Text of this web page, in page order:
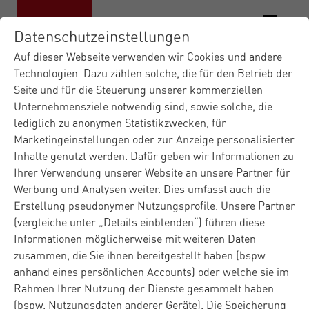
Datenschutzeinstellungen
Auf dieser Webseite verwenden wir Cookies und andere
Technologien. Dazu zählen solche, die für den Betrieb der
Seite und für die Steuerung unserer kommerziellen
Unternehmensziele notwendig sind, sowie solche, die
lediglich zu anonymen Statistikzwecken, für
Marketingeinstellungen oder zur Anzeige personalisierter
Inhalte genutzt werden. Dafür geben wir Informationen zu
Ihrer Verwendung unserer Website an unsere Partner für
Werbung und Analysen weiter. Dies umfasst auch die
Erstellung pseudonymer Nutzungsprofile. Unsere Partner
(vergleiche unter „Details einblenden“) führen diese
Informationen möglicherweise mit weiteren Daten
zusammen, die Sie ihnen bereitgestellt haben (bspw.
anhand eines persönlichen Accounts) oder welche sie im
Rahmen Ihrer Nutzung der Dienste gesammelt haben
(bspw. Nutzungsdaten anderer Geräte). Die Speicherung
Materna IT-Dienstleister| Insights|Presse
|Materna schärft strategis...
Dortmund 13.01.2026 Presse Corporate
Materna schärft
strategische
Ausrichtung mit Elevate